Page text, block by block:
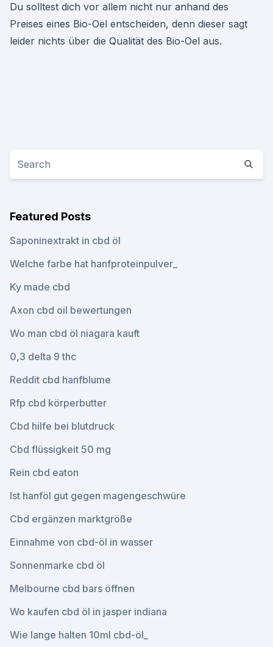
Du solltest dich vor allem nicht nur anhand des
Preises eines Bio-Oel entscheiden, denn dieser sagt
leider nichts über die Qualität des Bio-Oel aus.
Featured Posts
Saponinextrakt in cbd öl
Welche farbe hat hanfproteinpulver_
Ky made cbd
Axon cbd oil bewertungen
Wo man cbd öl niagara kauft
0,3 delta 9 thc
Reddit cbd hanfblume
Rfp cbd körperbutter
Cbd hilfe bei blutdruck
Cbd flüssigkeit 50 mg
Rein cbd eaton
Ist hanföl gut gegen magengeschwüre
Cbd ergänzen marktgröße
Einnahme von cbd-öl in wasser
Sonnenmarke cbd öl
Melbourne cbd bars öffnen
Wo kaufen cbd öl in jasper indiana
Wie lange halten 10ml cbd-öl_